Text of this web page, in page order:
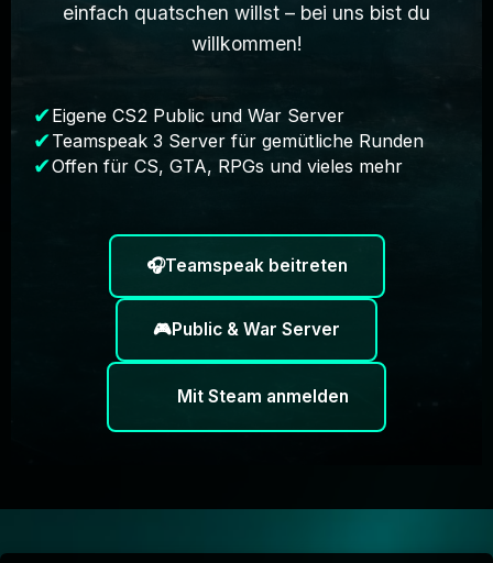
einfach quatschen willst – bei uns bist du
willkommen!
Eigene CS2 Public und War Server
Teamspeak 3 Server für gemütliche Runden
Offen für CS, GTA, RPGs und vieles mehr
🎧Teamspeak beitreten
🎮Public & War Server
Mit Steam anmelden